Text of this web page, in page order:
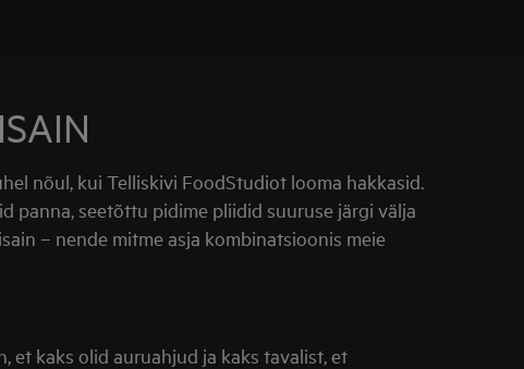
nõul, kui Telliskivi FoodStudiot looma hakkasid.
panna, seetõttu pidime pliidid suuruse järgi välja
– nende mitme asja kombinatsioonis meie
et kaks olid auruahjud ja kaks tavalist, et